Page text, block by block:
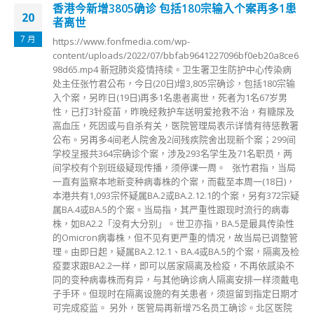
19
1 月
百万内地民众申赴港旅游陈国基：有条件放宽通关
限制
本港与内地已恢复免检疫通关，政务司司长陈国基在接受媒体
采访时表示，目前有条件放宽通关限制，包括港人赴内地毋须
持48小时内核酸阴性结果。至于何时可以放宽，他说，不敢承
诺日子，在过年前或过年后，希望愈早愈好。 陈国基提到，
自从通关十多日以来，已录得逾百万内地人申请赴港旅游或商
务签注，预料农历年及春运过后将陆续来港，带旺经济。
read more